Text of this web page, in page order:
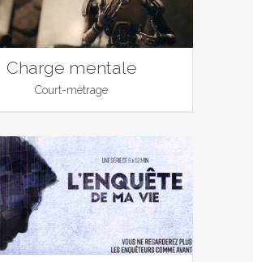
Charge mentale
Court-métrage